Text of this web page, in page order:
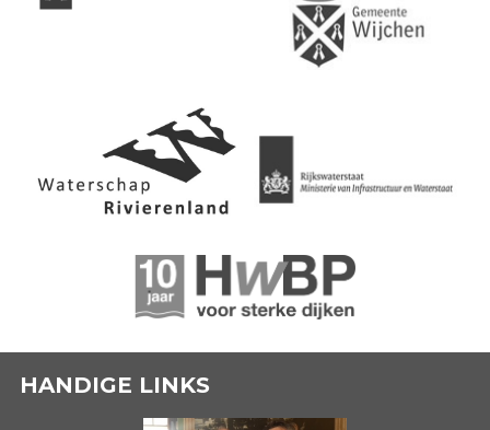
HANDIGE LINKS